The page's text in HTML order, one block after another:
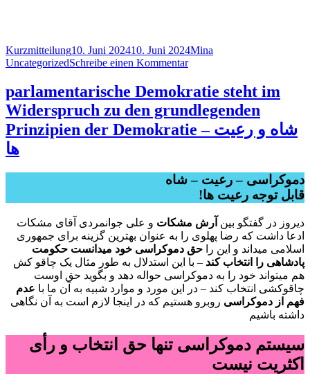
Format
KurzmitteilungVeröffentlicht
am
10. Juni 202410. Juni 2024Autor
Mina
UncategorizedSchreibe einen Kommentarzu
Rothschildpark
1
/
Marktpl.
1
parlamentarische Demokratie steht im
Widerspruch zu den grundlegenden
Prinzipien der Demokratie – شاه و رعیت
ها
دموکراسی – رعیت – شاه
!قابل توجه رعیت ها
دیروز در گفتگو بین آرش مشکات و علی جوانمردی آقای مشکات
ادعا داشت که رضا پهلوی را به عنوان بهترین گزینه برای جمهوری
اسلامی میداند و این را حق دموکراسی خود میدانست حکومت
پادشاهی را انتخاب کند – با این استدلال به طور مثال یک چاقو کش
هم میتواند خود را به دموکراسی حواله دهد و بگوید حق اوست
چاقوکشی انتخاب کند – در این مورد و موارد شبیه به آن ما با عدم
فهم از دموکراسی روبرو هستیم که در اینجا لازم است به آن نگاهی
داشته باشیم
سیستم دموکراسی تنها حق انتخاب و رأی
اکثریت نیست